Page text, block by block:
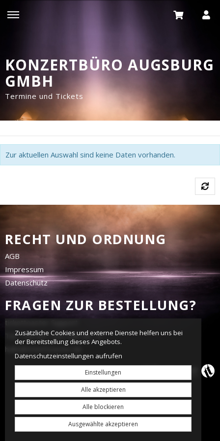
KONZERTBÜRO AUGSBURG
GMBH
Termine und Tickets
Zur aktuellen Auswahl sind keine Daten vorhanden.
RECHT UND ORDNUNG
AGB
Impressum
Datenschutz
FRAGEN ZUR BESTELLUNG?
tickettoaster Support
Tel.: +49 561 350 296 28 - 0
hallo@tickettoaster.de
Zusätzliche Cookies und externe Dienste helfen uns bei
der Bereitstellung dieses Angebots.
Datenschutzeinstellungen aufrufen
Einstellungen
Alle akzeptieren
Alle blockieren
Ausgewählte akzeptieren